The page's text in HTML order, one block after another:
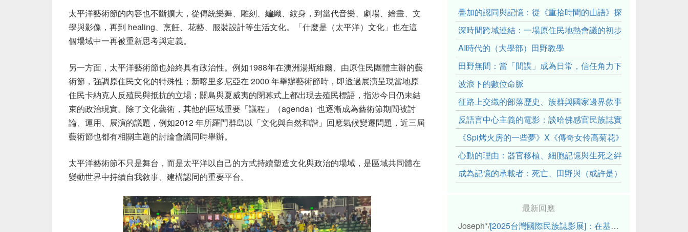
太平洋藝術節的內容也不斷擴大，從傳統樂舞、雕刻、編織、紋身，到當代音樂、劇場、繪畫、文
學與影像，再到 healing、烹飪、花藝、服裝設計等生活文化。「什麼是（太平洋）文化」也在這
個場域中一再被重新思考與定義。
另一方面，太平洋藝術節也始終具有政治性。例如1988年在澳洲湯斯維爾、由原住民團體主辦的藝
術節，強調原住民文化的特殊性；新喀里多尼亞在 2000 年舉辦藝術節時，即透過展演呈現當地原
住民卡納克人反殖民與抵抗的立場；關島與夏威夷的閉幕式上都出現去殖民標語，指涉今日仍未結
束的政治現實。除了文化藝術，其他的區域重要「議程」（agenda）也逐漸成為藝術節期間被討
論、運用、展演的議題，例如2012年所羅門群島以「文化與自然和諧」回應氣候變遷問題，近三屆
藝術節也都有相關主題的討論會議同時舉辦。
太平洋藝術節不只是舞台，而是太平洋以自己的方式持續塑造文化與政治的場域，是區域共同體在
變動世界中持續自我敘事、建構認同的重要平台。
疊加的認同與記憶：從《重拾時間的山語》探討「我們的」立
深時間跨域連結：一場原住民地熱會議的初步觀察
AI時代的（大學部）田野教學
田野無間：當「間諜」成為日常，信任角力下的情感伏流
波浪下的數位命脈
征路上交織的部落歷史、族群與國家邊界敘事： 《路有多長》
反語言中心主義的電影：談哈佛感官民族誌實驗室
《Spi烤火房的一些夢》X《傳奇女伶高菊花》： 透過紀錄片
心動的理由：器官移植、細胞記憶與生死之絆
成為記憶的承載者：死亡、田野與（或許是）人類學的成年禮
最新回應
Joseph*/[2025台灣國際民族誌影展]：在基礎設施的邊緣，聆聽人的呼吸